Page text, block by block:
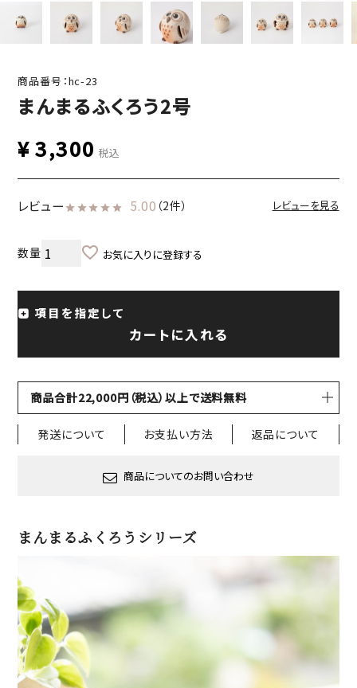
商品番号：hc-23
まんまるふくろう2号
¥3,300 税込
レビュー 5.00 （2件） レビューを見る
お気に入りに登録する
項目を指定して
カートに入れる
商品合計22,000円（税込）以上で送料無料
発送について お支払い方法 返品について
商品についてのお問い合わせ
まんまるふくろうシリーズ